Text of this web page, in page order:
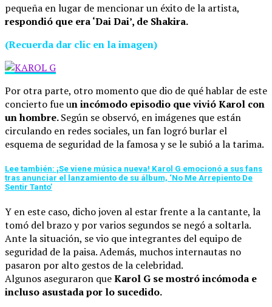
pequeña en lugar de mencionar un éxito de la artista,
respondió que era ‘Dai Dai’, de Shakira.
(Recuerda dar clic en la imagen)
Por otra parte, otro momento que dio de qué hablar de este
concierto fue un incómodo episodio que vivió Karol con
un hombre.Según se observó, en imágenes que están
circulando en redes sociales, un fan logró burlar el
esquema de seguridad de la famosa y se le subió a la tarima.
Lee también: ¡Se viene música nueva! Karol G emocionó a sus fans
tras anunciar el lanzamiento de su álbum, ‘No Me Arrepiento De
Sentir Tanto’
Y en este caso, dicho joven al estar frente a la cantante, la
tomó del brazo y por varios segundos se negó a soltarla.
Ante la situación, se vio que integrantes del equipo de
seguridad de la paisa. Además, muchos internautas no
pasaron por alto gestos de la celebridad.
Algunos aseguraron queKarol G se mostró incómoda e
incluso asustada por lo sucedido.